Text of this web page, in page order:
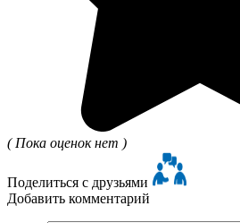
( Пока оценок нет )
Поделиться с друзьями
Добавить комментарий